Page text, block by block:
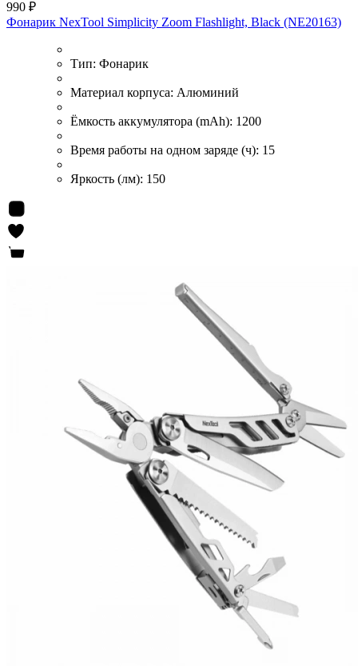
990 ₽
Фонарик NexTool Simplicity Zoom Flashlight, Black (NE20163)
Тип: Фонарик
Материал корпуса: Алюминий
Ёмкость аккумулятора (mAh): 1200
Время работы на одном заряде (ч): 15
Яркость (лм): 150